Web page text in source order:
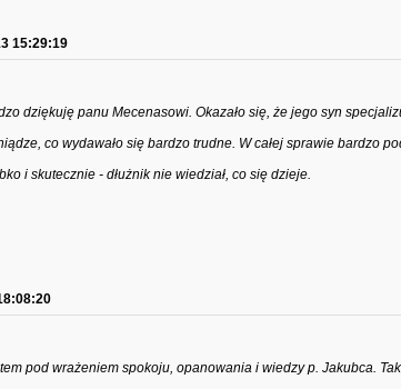
15:29:19
dziękuję panu Mecenasowi. Okazało się, że jego syn
co wydawało się bardzo trudne. W całej sprawie bardzo
i skutecznie - dłużnik nie wiedział, co się dzieje.
pod wrażeniem spokoju, opanowania i wiedzy p. Jakubca.